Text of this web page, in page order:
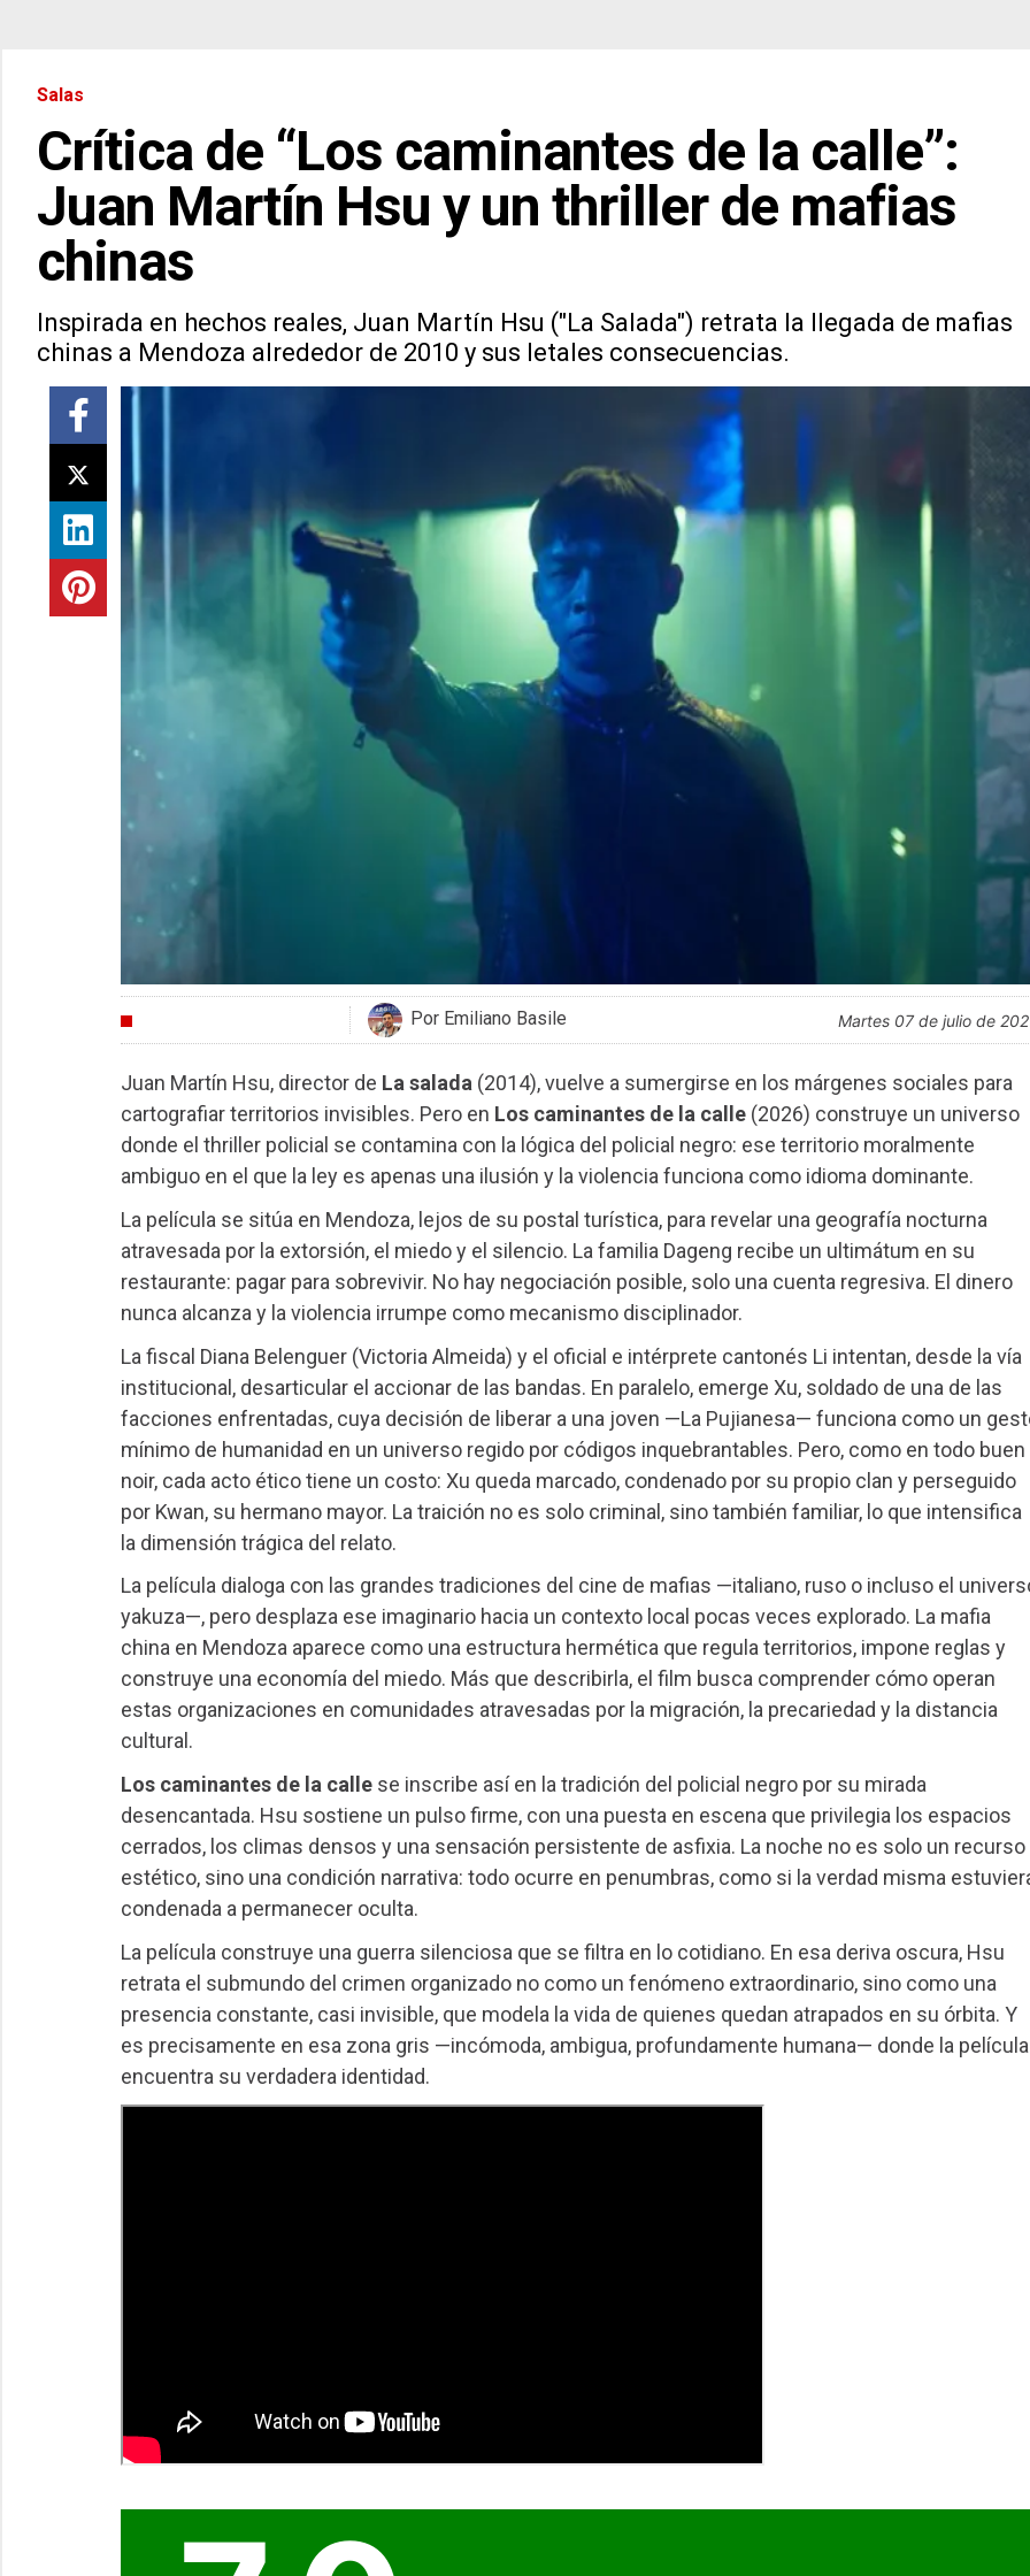
Salas
Crítica de “Los caminantes de la calle”:
Juan Martín Hsu y un thriller de mafias
chinas
Inspirada en hechos reales, Juan Martín Hsu ("La Salada") retrata la llegada de mafias
chinas a Mendoza alrededor de 2010 y sus letales consecuencias.
Por Emiliano Basile martes 07 de julio de
Juan Martín Hsu, director de La salada (2014), vuelve a sumergirse en los márgenes sociales para
cartografiar territorios invisibles. Pero en Los caminantes de la calle(2026) construye un universo
donde el thriller policial se contamina con la lógica del policial negro: ese territorio moralmente
ambiguo en el que la ley es apenas una ilusión y la violencia funciona como idioma dominante.
La película se sitúa en Mendoza, lejos de su postal turística, para revelar una geografía nocturna
atravesada por la extorsión, el miedo y el silencio. La familia Dageng recibe un ultimátum en su
restaurante: pagar para sobrevivir. No hay negociación posible, solo una cuenta regresiva. El dinero
nunca alcanza y la violencia irrumpe como mecanismo disciplinador.
La fiscal Diana Belenguer (Victoria Almeida) y el oficial e intérprete cantonés Li intentan, desde la vía
institucional, desarticular el accionar de las bandas. En paralelo, emerge Xu, soldado de una de las
facciones enfrentadas, cuya decisión de liberar a una joven —La Pujianesa— funciona como un
mínimo de humanidad en un universo regido por códigos inquebrantables. Pero, como en todo buen
noir, cada acto ético tiene un costo: Xu queda marcado, condenado por su propio clan y perseguido
por Kwan, su hermano mayor. La traición no es solo criminal, sino también familiar, lo que intensifica
la dimensión trágica del relato.
La película dialoga con las grandes tradiciones del cine de mafias —italiano, ruso o incluso el
yakuza—, pero desplaza ese imaginario hacia un contexto local pocas veces explorado. La mafia
china en Mendoza aparece como una estructura hermética que regula territorios, impone reglas y
construye una economía del miedo. Más que describirla, el film busca comprender cómo operan
estas organizaciones en comunidades atravesadas por la migración, la precariedad y la distancia
cultural.
Los caminantes de la callese inscribe así en la tradición del policial negro por su mirada
desencantada. Hsu sostiene un pulso firme, con una puesta en escena que privilegia los espacios
cerrados, los climas densos y una sensación persistente de asfixia. La noche no es solo un recurso
estético, sino una condición narrativa: todo ocurre en penumbras, como si la verdad misma
condenada a permanecer oculta.
La película construye una guerra silenciosa que se filtra en lo cotidiano. En esa deriva oscura, Hsu
retrata el submundo del crimen organizado no como un fenómeno extraordinario, sino como una
presencia constante, casi invisible, que modela la vida de quienes quedan atrapados en su órbita. Y
es precisamente en esa zona gris —incómoda, ambigua, profundamente humana— donde la película
encuentra su verdadera identidad.